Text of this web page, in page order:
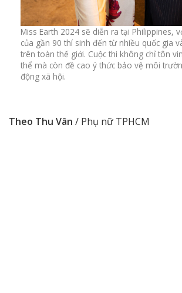
Miss Earth 2024 sẽ diễn ra tại Philippines,
của gần 90 thí sinh đến từ nhiều quốc gia
trên toàn thế giới. Cuộc thi không chỉ tôn
thể mà còn đề cao ý thức bảo vệ môi
động xã hội.
Theo Thu Vân / Phụ nữ TPHCM